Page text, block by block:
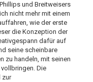
und Breitweisers
nicht mehr mit einem
wie der erste
die Konzeption der
dafür auf
seine scheinbare
zu handeln, mit seinen
Die
zur